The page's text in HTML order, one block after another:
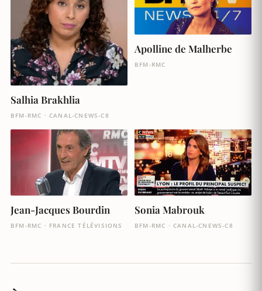
Salhia Brakhlia
BFM-RMC · CANAL-CNEWS-C8
Apolline de Malherbe
BFM-RMC
Jean-Jacques Bourdin
BFM-RMC · FRANCE TÉLÉVISIONS
Sonia Mabrouk
BFM-RMC · CANAL-CNEWS-C8